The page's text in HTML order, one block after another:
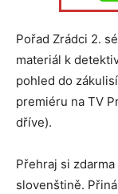
Pořad Zrádci 2.
materiál k
pohled do
premiéru na TV
dříve).
Přehraj si
slovenštině.